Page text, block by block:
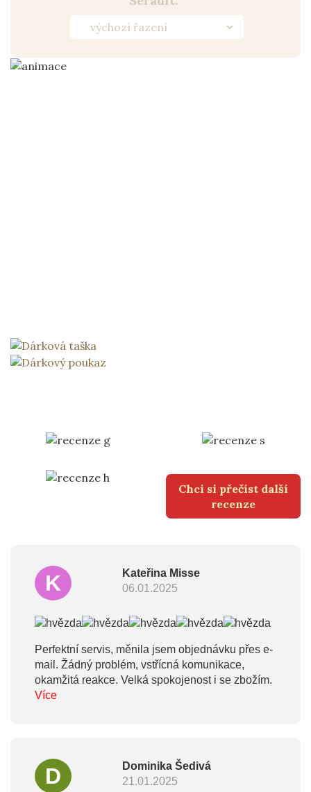
Chci si přečíst další
recenze
K
Kateřina Misse
06.01.2025
Perfektní servis, měnila jsem objednávku přes e-
mail. Žádný problém, vstřícná komunikace,
okamžitá reakce. Velká spokojenost i se zbožím.
Více
D
Dominika Šedivá
21.01.2025